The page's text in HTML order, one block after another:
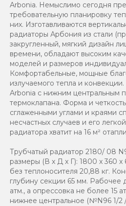
Arbonia. Немыслимо сегодня
требовательную планировку
них. Изготавливаются
радиаторы Арбония из стали
закругленный, мягкий дизайн
времени, обладают высоким
моделей и размеров
Комфортабельные, мощные
излучаемого тепла и
Arbonia с нижним центральным
термоклапана. Форма и
сглаженными углами и краями
несчастных случаев и его
радиатора хватит на 16 м²
Трубчатый радиатор 2180/ 08
размеры (В x Д x Г): 1800 x 360 x
без теплоносителя 20,88 кг.
глубину секции 65 мм. Рабочее
атм., а опрессовка не более 15
нижнее центральное (№N96 1/2